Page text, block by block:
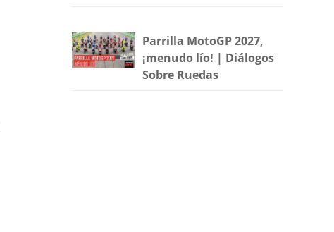
Parrilla MotoGP 2027,
¡menudo lío! | Diálogos
Sobre Ruedas